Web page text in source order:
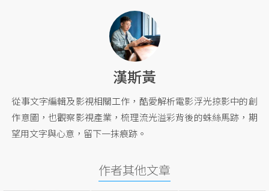
漢斯黃
從事文字編輯及影視相關工作，酷愛解析電影浮光掠影中的創
作意圖，也觀察影視產業，梳理流光溢彩背後的蛛絲馬跡，期
望用文字與心意，留下一抹痕跡。
作者其他文章